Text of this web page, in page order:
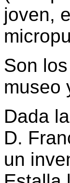
joven,
Son
museo
Dada
D.
un